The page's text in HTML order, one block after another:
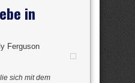
in
Ferguson
sich mit dem